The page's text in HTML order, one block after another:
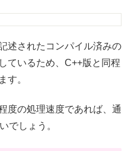
述されたコンパイル済みの
ているため、C++版と同程
す。
度の処理速度であれば、通
でしょう。